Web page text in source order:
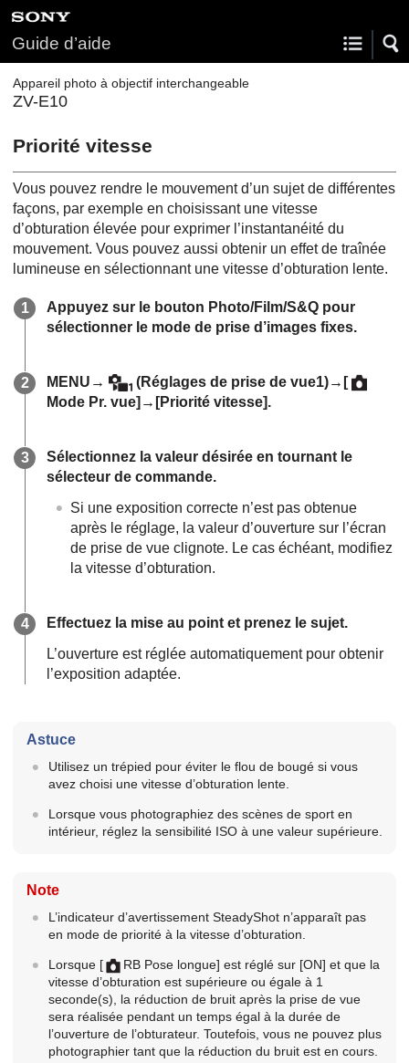
Guide d’aide
Appareil photo à objectif interchangeable
ZV-E10
Priorité vitesse
Vous pouvez rendre le mouvement d’un sujet de différentes
façons, par exemple en choisissant une vitesse
d’obturation élevée pour exprimer l’instantanéité du
mouvement. Vous pouvez aussi obtenir un effet de traînée
lumineuse en sélectionnant une vitesse d’obturation lente.
Appuyez sur le bouton Photo/Film/S&Q pour
sélectionner le mode de prise d’images fixes.
MENU → (Réglages de prise de vue1)→ [
Mode Pr. vue] → [Priorité vitesse].
Sélectionnez la valeur désirée en tournant le
sélecteur de commande.
Si une exposition correcte n’est pas obtenue
après le réglage, la valeur d’ouverture sur l’écran
de prise de vue clignote. Le cas échéant, modifiez
la vitesse d’obturation.
Effectuez la mise au point et prenez le sujet.
L’ouverture est réglée automatiquement pour obtenir
l’exposition adaptée.
Astuce
Utilisez un trépied pour éviter le flou de bougé si vous
avez choisi une vitesse d’obturation lente.
Lorsque vous photographiez des scènes de sport en
intérieur, réglez la sensibilité ISO à une valeur supérieure.
Note
L’indicateur d’avertissement SteadyShot n’apparaît pas
en mode de priorité à la vitesse d’obturation.
Lorsque [ RB Pose longue] est réglé sur [ON] et que la
vitesse d’obturation est supérieure ou égale à 1
seconde(s), la réduction de bruit après la prise de vue
sera réalisée pendant un temps égal à la durée de
l’ouverture de l’obturateur. Toutefois, vous ne pouvez plus
photographier tant que la réduction du bruit est en cours.